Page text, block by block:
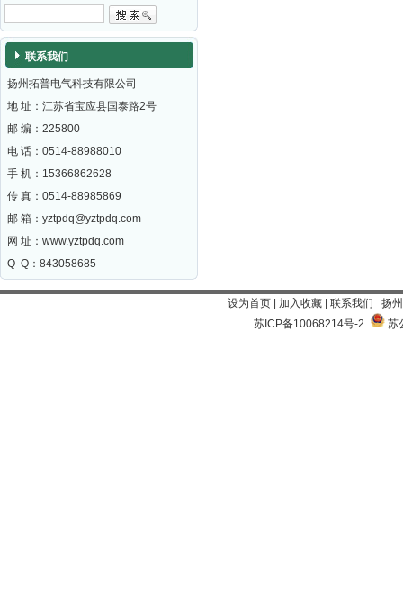
联系我们
扬州拓普电气科技有限公司
地 址：江苏省宝应县国泰路2号
邮 编： 225800
电 话：0514-88988010
手 机：15366862628
传 真：0514-88985869
邮 箱： yztpdq@yztpdq.com
网 址： www.yztpdq.com
Q Q：843058685
设为首页 加入收藏 联系我们 扬
苏ICP备10068214号-2
苏